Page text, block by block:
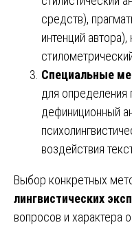
средств),
интенций
Специальные
для определения
дефиниционный
воздействия
Выбор конкретных
лингвистических
вопросов и характера